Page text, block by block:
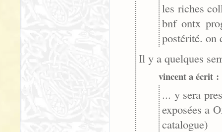
les riches
bnf ontx
postérité. on
Il y a quelques
vincent a écrit :
... y sera
exposées a
catalogue)